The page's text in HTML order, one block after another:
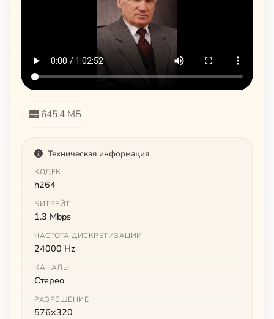
645.4 МБ
Техническая информация
КОДЕК
h264
БИТРЕЙТ
1.3 Mbps
ЧАСТОТА ДИСКРЕТИЗАЦИИ
24000 Hz
КАНАЛЫ
Стерео
РАЗРЕШЕНИЕ
576×320